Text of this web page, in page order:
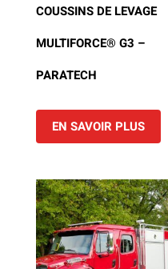
COUSSINS DE LEVAGE
MULTIFORCE® G3 –
PARATECH
EN SAVOIR PLUS